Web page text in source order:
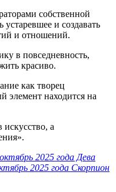
собственной
и создавать
и отношений.
в повседневность,
красиво.
как творец
элемент находится на
а
2025 года Дева
2025 года Скорпион